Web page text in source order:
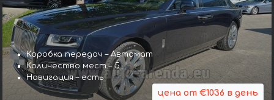
Коробка передач – Автомат
Количество мест – 5
Навигация – есть
цена от €1036 в день